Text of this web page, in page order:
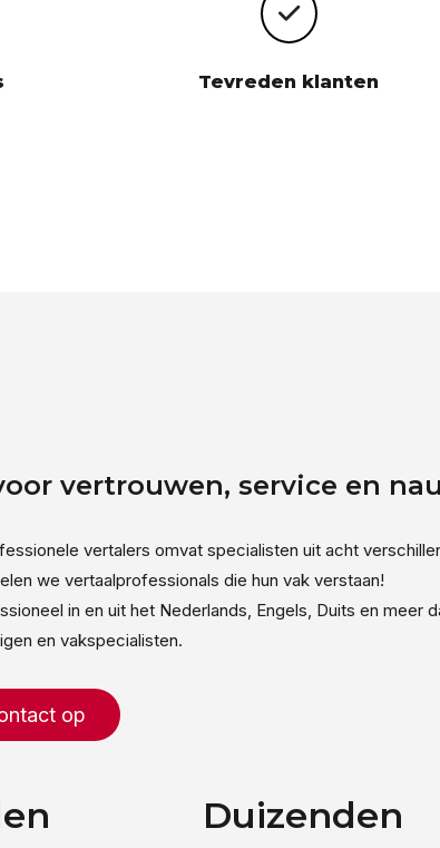
Tevreden klanten
vertrouwen, service en
vertalers omvat specialisten uit acht
we vertaalprofessionals die hun vak verstaan!
in en uit het Nederlands, Engels, Duits en meer
en vakspecialisten.
op
Duizenden